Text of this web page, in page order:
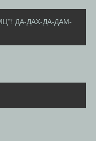
ДА-ДАХ-ДА-ДАМ-